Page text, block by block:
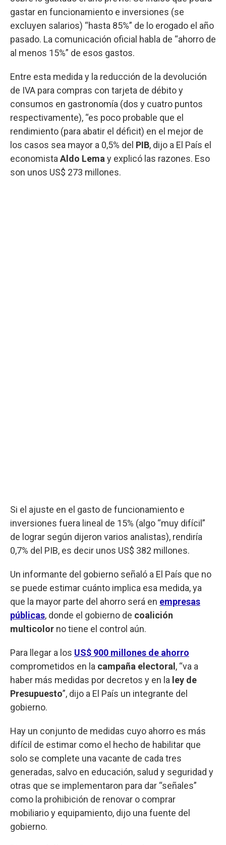
gastar en funcionamiento e inversiones (se
excluyen salarios) “hasta 85%” de lo erogado el año
pasado. La comunicación oficial habla de “ahorro de
al menos 15%” de esos gastos.
Entre esta medida y la reducción de la devolución
de IVA para compras con tarjeta de débito y
consumos en gastronomía (dos y cuatro puntos
respectivamente), “es poco probable que el
rendimiento (para abatir el déficit) en el mejor de
los casos sea mayor a 0,5% del PIB, dijo a El País el
economistaAldo Lemay explicó las razones. Eso
son unos US$ 273 millones.
Si el ajuste en el gasto de funcionamiento e
inversiones fuera lineal de 15% (algo “muy difícil”
de lograr según dijeron varios analistas), rendiría
0,7% del PIB, es decir unos US$ 382 millones.
Un informante del gobierno señaló a El País que no
se puede estimar cuánto implica esa medida, ya
que la mayor parte del ahorro será en empresas
públicas, donde el gobierno de coalición
multicolor no tiene el control aún.
Para llegar a los US$ 900 millones de ahorro
comprometidos en la campaña electoral , “va a
haber más medidas por decretos y en la ley de
Presupuesto”, dijo a El País un integrante del
gobierno.
Hay un conjunto de medidas cuyo ahorro es más
difícil de estimar como el hecho de habilitar que
solo se complete una vacante de cada tres
generadas, salvo en educación, salud y seguridad y
otras que se implementaron para dar “señales”
como la prohibición de renovar o comprar
mobiliario y equipamiento, dijo una fuente del
gobierno.